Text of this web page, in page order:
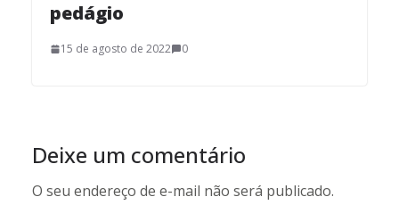
pedágio
15 de agosto de 2022 0
Deixe um comentário
O seu endereço de e-mail não será publicado.